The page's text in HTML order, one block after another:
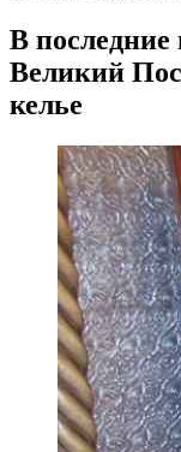
В
Великий
келье